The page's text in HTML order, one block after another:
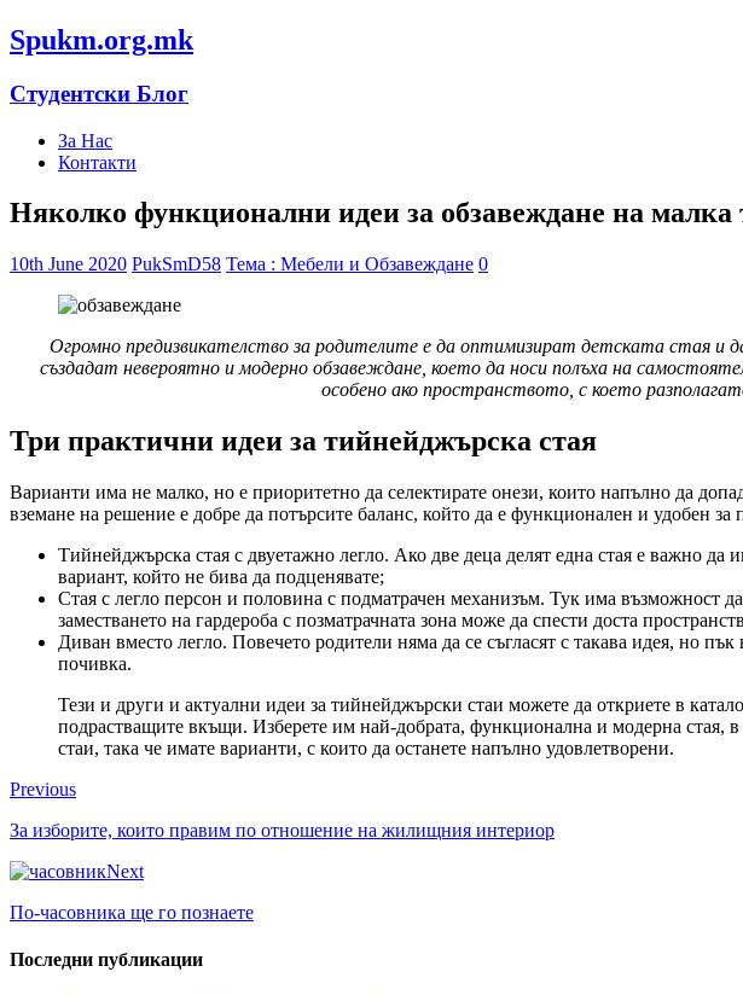
Spukm.org.mk
Студентски Блог
За Нас
Контакти
Няколко функционални идеи за обзавеждане на малка
10th June 2020 PukSmD58 Тема : Мебели и Обзавеждане 0
Огромно предизвикателство за родителите е да оптимизират детската стая
създадат невероятно и модерно обзавеждане, което да носи полъха на
особено ако пространството, с което
Три практични идеи за тийнейджърска стая
Варианти има не малко, но е приоритетно да селектирате онези, които напълно да
вземане на решение е добре да потърсите баланс, който да е функционален и удобен за
Тийнейджърска стая с двуетажно легло. Ако две деца делят една стая е важно
вариант, който не бива да подценявате;
Стая с легло персон и половина с подматрачен механизъм. Тук има възможност
заместването на гардероба с позматрачната зона може да спести доста
Диван вместо легло. Повечето родители няма да се съгласят с такава идея, но
почивка.
Тези и други и актуални идеи за тийнейджърски стаи можете да откриете в
подрастващите вкъщи. Изберете им най-добрата, функционална и модерна стая,
стаи, така че имате варианти, с които да останете напълно удовлетворени.
Previous
За изборите, които правим по отношение на жилищния интериор
Next
По-часовника ще го познаете
Последни публикации